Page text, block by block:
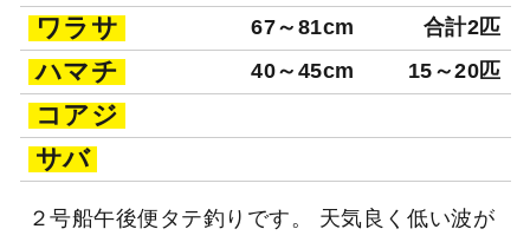
ワラサ 67～81cm 合計2匹
ハマチ 40～45cm 15～20匹
コアジ
サバ
２号船午後便タテ釣りです。 天気良く低い波が